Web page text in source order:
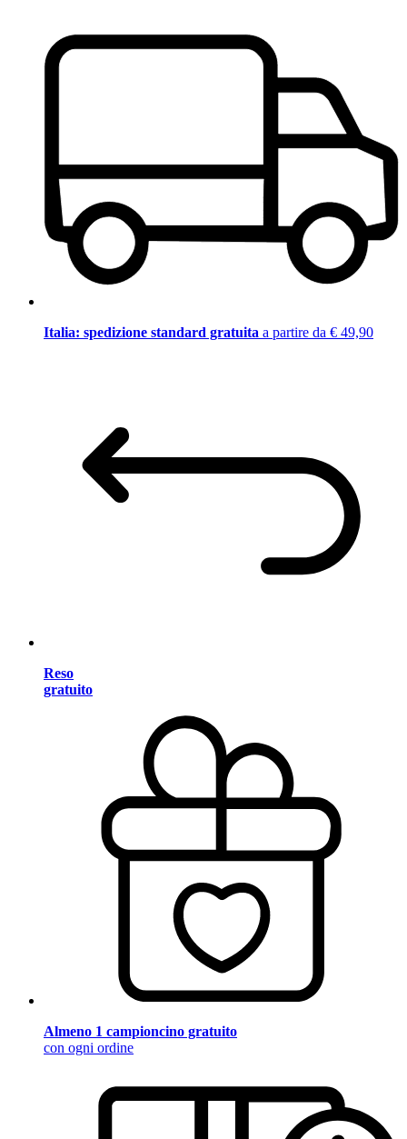
Italia: spedizione standard gratuita a partire da € 49,90
Reso
gratuito
Almeno 1 campioncino gratuito
con ogni ordine